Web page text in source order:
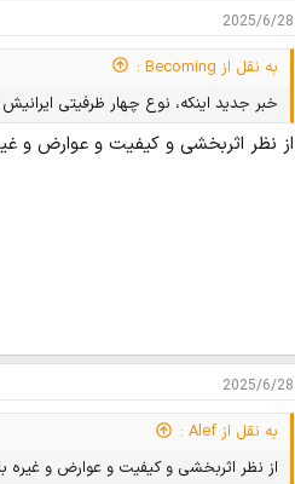
2025/6/28
به نقل از Becoming :
خبر جدید اینکه، نوع چهار ظرفیتی
از نظر اثربخشی و کیفیت و عوارض و
2025/6/28
به نقل از Alef :
از نظر اثربخشی و کیفیت و عوارض و غیره